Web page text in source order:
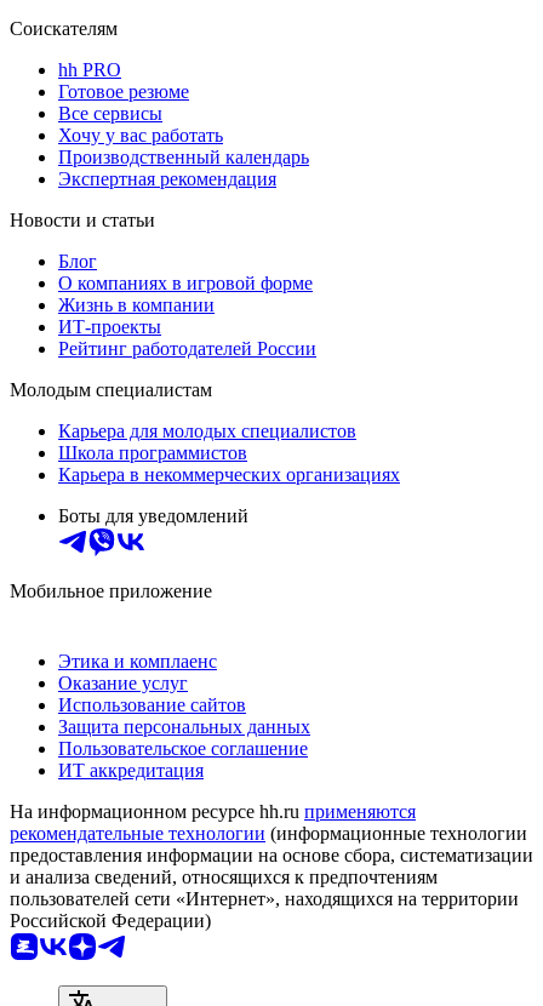
Соискателям
hh PRO
Готовое резюме
Все сервисы
Хочу у вас работать
Производственный календарь
Экспертная рекомендация
Новости и статьи
Блог
О компаниях в игровой форме
Жизнь в компании
ИТ-проекты
Рейтинг работодателей России
Молодым специалистам
Карьера для молодых специалистов
Школа программистов
Карьера в некоммерческих организациях
Боты для уведомлений
Мобильное приложение
Этика и комплаенс
Оказание услуг
Использование сайтов
Защита персональных данных
Пользовательское соглашение
ИТ аккредитация
На информационном ресурсе hh.ru применяются
рекомендательные технологии (информационные технологии
предоставления информации на основе сбора, систематизации
и анализа сведений, относящихся к предпочтениям
пользователей сети «Интернет», находящихся на территории
Российской Федерации)